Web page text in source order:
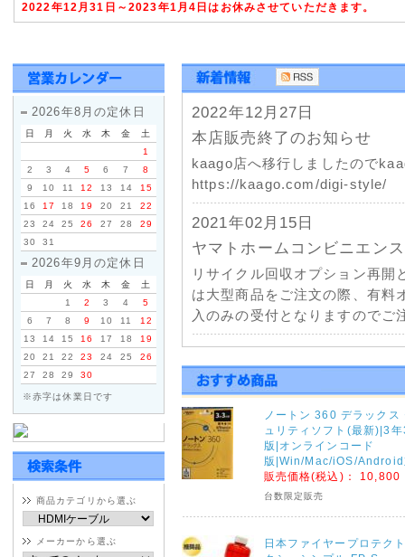
2022年12月31日～2023年1月4日はお休みさせていただきます。
2026年8月の定休日
日 月 火 水 木 金
土
1
2
3 4 5 6 7
8
9
10 11 12 13 14
15
16
17 18 19 20 21
22
23
24 25 26 27 28
29
30
31
2026年9月の定休日
日 月 火 水 木 金
土
1
2 3 4
5
6
7 8 9 10 11
12
13
14 15 16 17 18
19
20
21 22 23 24 25
26
27
28 29 30
※赤字は休業日です
商品カテゴリから選ぶ
メーカーから選ぶ
2022年12月27日
本店販売終了のお知らせ
kaago店へ移行しましたので
https://kaago.com/digi-style/
2021年02月15日
ヤマトホームコンビニエン
リサイクル回収オプション再開
は大型商品をご注文の際、有料
入のみの受付となりますのでご
佐川急便一部地域配送停止
天候不良による配送の遅延につ
部地域で発送遅延・停止が発生
くださいませ。
2020年09月04日
ヤマトホームコンビニエンス・
ノートン 360 デラックス
ュリティソフト(最新)|3
版|オンラインコード
版|Win/Mac/iOS/Android
販売価格(税込)： 10,800
台数限定販売
日本ファイヤープロテク